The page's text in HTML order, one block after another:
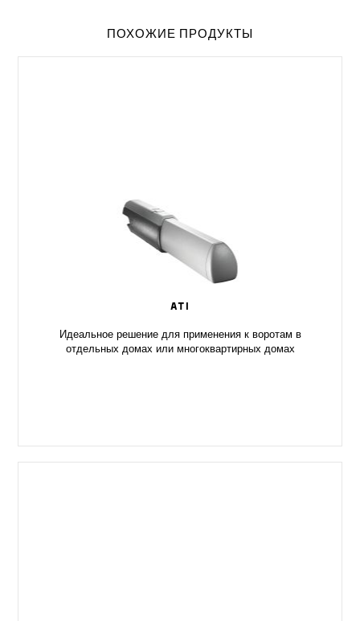
ПОХОЖИЕ ПРОДУКТЫ
ATI
Идеальное решение для применения к воротам в
отдельных домах или многоквартирных домах